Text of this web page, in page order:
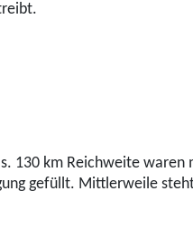
km Reichweite waren
gefüllt. Mittlerweile